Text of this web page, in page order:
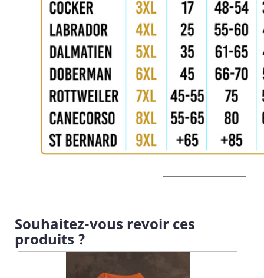
Souhaitez-vous revoir ces
produits ?